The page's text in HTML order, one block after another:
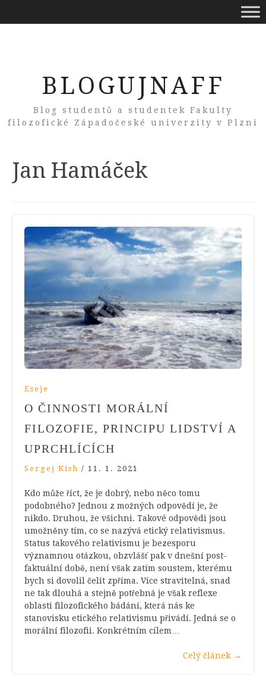
BLOGUJNAFF
Blog studentů a studentek Fakulty
filozofické Západočeské univerzity v Plzni
Tag:
Jan Hamáček
Eseje
O ČINNOSTI MORÁLNÍ
FILOZOFIE, PRINCIPU LIDSTVÍ A
UPRCHLÍCÍCH
Sergej Kish / 11. 1. 2021
Kdo může říct, že je dobrý, nebo něco tomu
podobného? Jednou z možných odpovědí je, že
nikdo. Druhou, že všichni. Takové odpovědi jsou
umožněny tím, co se nazývá etický relativismus.
Status takového relativismu je bezesporu
významnou otázkou, obzvlášť pak v dnešní post-
faktuální době, není však zatím soustem, kterému
bych si dovolil čelit zpříma. Více stravitelná, snad
ne tak dlouhá a stejně potřebná je však reflexe
oblasti filozofického bádání, která nás ke
stanovisku etického relativismu přivádí. Jedná se o
morální filozofii. Konkrétním cílem…
Celý článek →